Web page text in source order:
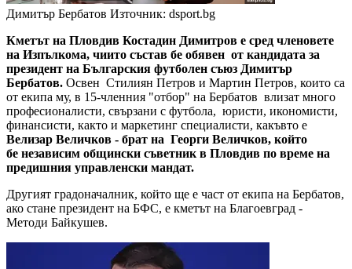
Димитър Бербатов Източник: dsport.bg
Кметът на Пловдив Костадин Димитров е сред членовете
на Изпълкома, чиито състав бе обявен от кандидата за
президент на Българския футболен съюз Димитър
Бербатов. Освен Стилиян Петров и Мартин Петров, които са
от екипа му, в 15-членния "отбор" на Бербатов влизат много
професионалисти, свързани с футбола, юристи, икономисти,
финансисти, както и маркетинг специалисти, какъвто е
Велизар Величков - брат на Георги Величков, който
бе независим общински съветник в Пловдив по време на
предишния управленски мандат.
Другият градоначалник, който ще е част от екипа на Бербатов,
ако стане президент на БФС, е кметът на Благоевград -
Методи Байкушев.